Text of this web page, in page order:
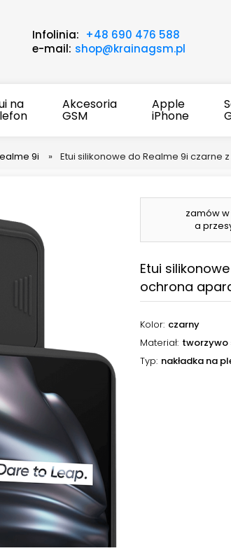
Infolinia: +48 690 476 588
e-mail: shop@krainagsm.pl
na Akcesoria
GSM
Apple
iPhone
9i » Etui silikonowe do Realme 9i czarne
zamów
a
Etui
ochrona
Kolor czarny
Materiał tworzywo
Typ nakładka na